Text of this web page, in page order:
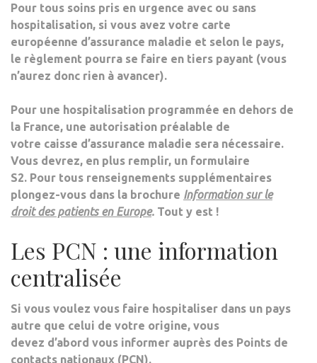
Pour tous soins pris en urgence avec ou sans
hospitalisation, si vous avez votre carte
européenne d’assurance maladie et selon le pays,
le règlement pourra se faire en tiers payant (vous
n’aurez donc rien à avancer).
Pour une hospitalisation programmée en dehors de
la France, une autorisation préalable de
votre caisse d’assurance maladie sera nécessaire.
Vous devrez, en plus remplir, un formulaire
S2. Pour tous renseignements supplémentaires
plongez-vous dans la brochure Information sur le
droit des patients en Europe. Tout y est !
Les PCN : une information
centralisée
Si vous voulez vous faire hospitaliser dans un pays
autre que celui de votre origine, vous
devez d’abord vous informer auprès des Points de
contacts nationaux (PCN).